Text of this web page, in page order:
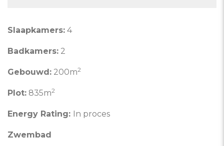
Slaapkamers: 4
Badkamers: 2
Gebouwd: 200m2
Plot: 835m2
Energy Rating: In proces
Zwembad